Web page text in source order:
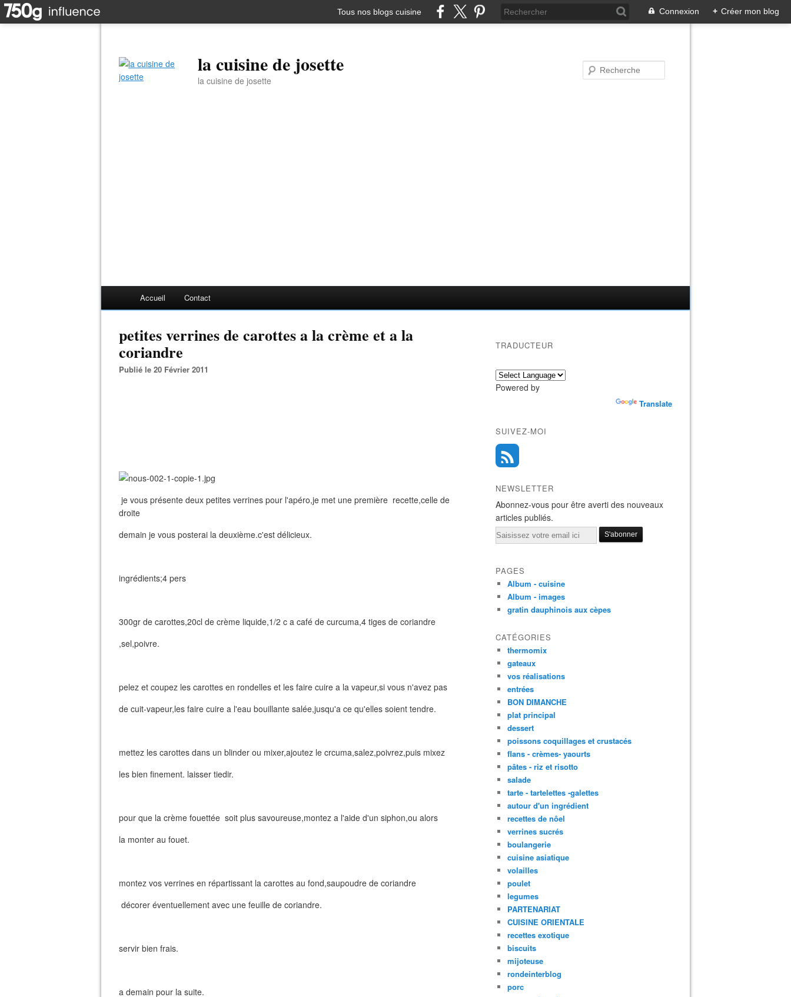
Tous nos blogs cuisine Connexion + Créer mon blog
la cuisine de josette
la cuisine de josette
Accueil Contact
petites verrines de carottes a la crème et a la
coriandre
Publié le 20 Février 2011
je vous présente deux petites verrines pour l'apéro,je met une première recette,celle de
droite
demain je vous posterai la deuxième.c'est délicieux.
ingrédients;4 pers
300gr de carottes,20cl de crème liquide,1/2 c a café de curcuma,4 tiges de coriandre
,sel,poivre.
pelez et coupez les carottes en rondelles et les faire cuire a la vapeur,si vous n'avez pas
de cuit-vapeur,les faire cuire a l'eau bouillante salée,jusqu'a ce qu'elles soient tendre.
mettez les carottes dans un blinder ou mixer,ajoutez le crcuma,salez,poivrez,puis mixez
les bien finement. laisser tiedir.
pour que la crème fouettée soit plus savoureuse,montez a l'aide d'un siphon,ou alors
la monter au fouet.
montez vos verrines en répartissant la carottes au fond,saupoudre de coriandre
décorer éventuellement avec une feuille de coriandre.
servir bien frais.
a demain pour la suite.
TRADUCTEUR
Powered by
Translate
SUIVEZ-MOI
NEWSLETTER
Abonnez-vous pour être averti des nouveaux
articles publiés.
Email
PAGES
Album - cuisine
Album - images
gratin dauphinois aux cèpes
CATÉGORIES
thermomix
gateaux
vos réalisations
entrées
BON DIMANCHE
plat principal
dessert
poissons coquillages et crustacés
flans - crèmes- yaourts
pâtes - riz et risotto
salade
tarte - tartelettes -galettes
autour d'un ingrédient
recettes de nôel
verrines sucrés
boulangerie
cuisine asiatique
volailles
poulet
legumes
PARTENARIAT
CUISINE ORIENTALE
recettes exotique
biscuits
mijoteuse
rondeinterblog
porc